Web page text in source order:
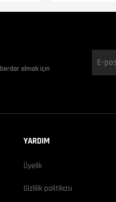
olmak için
YARDIM
Üyelik
Gizlilik politikası